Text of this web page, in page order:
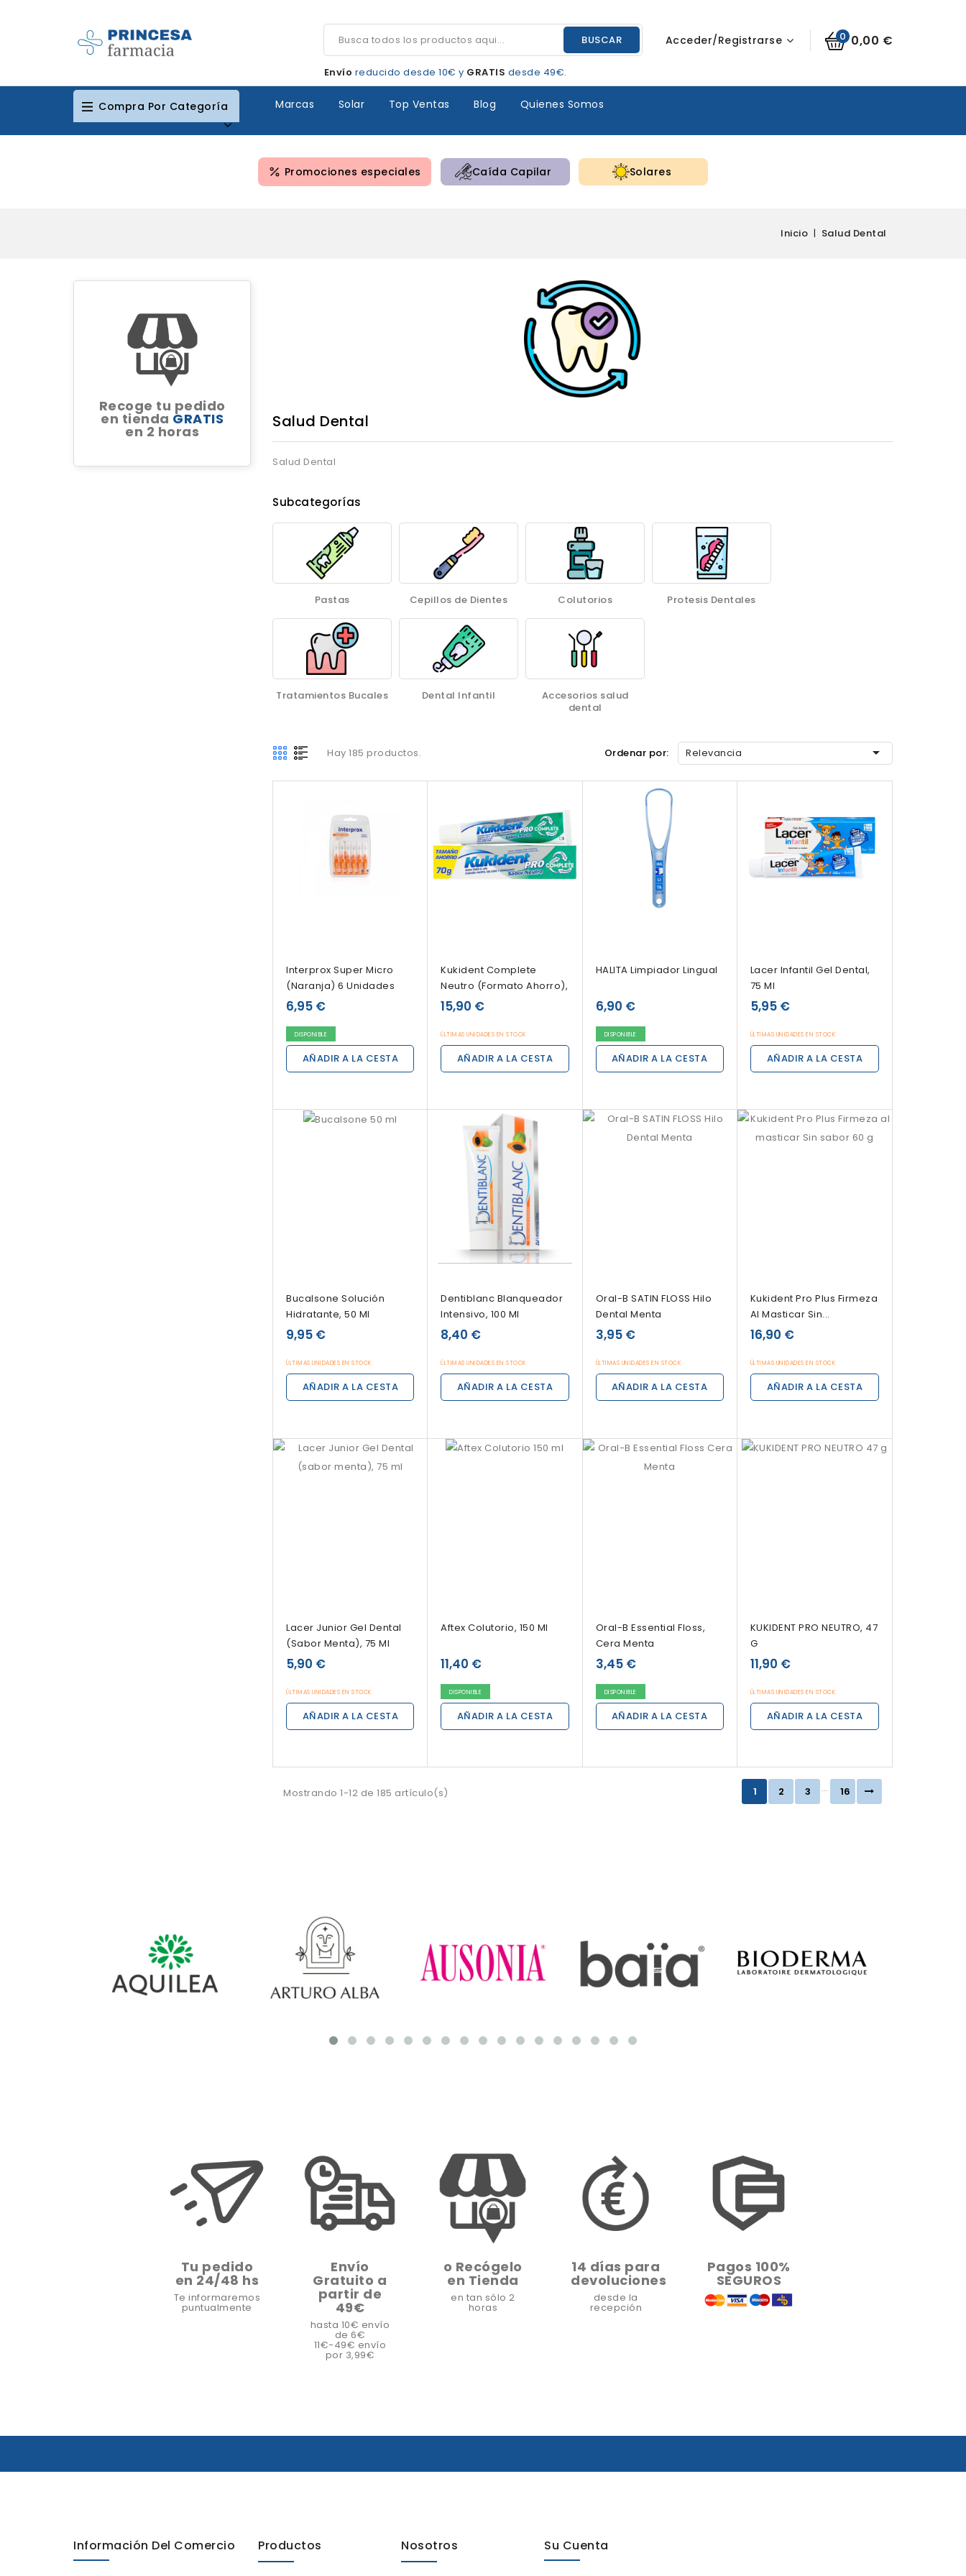
0 0,00 €
Acceder/Registrarse
BUSCAR
Envío reducido desde 10€ y GRATIS desde 49€.
Compra Por Categoría Marcas Solar Top Ventas Blog Quienes Somos
Promociones especiales Caída Capilar Solares
Inicio Salud Dental
Recoge tu pedido
en tienda GRATIS
en 2 horas
Salud Dental
Salud Dental
Subcategorías
Pastas Cepillos de Dientes Colutorios Protesis Dentales
Tratamientos Bucales Dental Infantil
Accesorios salud
dental
Hay 185 productos. Ordenar por: Relevancia 
Interprox Super Micro
(naranja) 6 Unidades
6,95 €
DISPONIBLE
AÑADIR A LA CESTA
Kukident Complete
Neutro (Formato Ahorro),
70 G
15,90 €
ÚLTIMAS UNIDADES EN STOCK
AÑADIR A LA CESTA
HALITA Limpiador Lingual
6,90 €
DISPONIBLE
AÑADIR A LA CESTA
Lacer Infantil Gel Dental,
75 Ml
5,95 €
ÚLTIMAS UNIDADES EN STOCK
AÑADIR A LA CESTA
Bucalsone Solución
Hidratante, 50 Ml
9,95 €
ÚLTIMAS UNIDADES EN STOCK
AÑADIR A LA CESTA
Dentiblanc Blanqueador
Intensivo, 100 Ml
8,40 €
ÚLTIMAS UNIDADES EN STOCK
AÑADIR A LA CESTA
Oral-B SATIN FLOSS Hilo
Dental Menta
3,95 €
ÚLTIMAS UNIDADES EN STOCK
AÑADIR A LA CESTA
Kukident Pro Plus Firmeza
Al Masticar Sin...
16,90 €
ÚLTIMAS UNIDADES EN STOCK
AÑADIR A LA CESTA
Lacer Junior Gel Dental
(sabor Menta), 75 Ml
5,90 €
ÚLTIMAS UNIDADES EN STOCK
AÑADIR A LA CESTA
Aftex Colutorio, 150 Ml
11,40 €
DISPONIBLE
AÑADIR A LA CESTA
Oral-B Essential Floss,
Cera Menta
3,45 €
DISPONIBLE
AÑADIR A LA CESTA
KUKIDENT PRO NEUTRO, 47
G
11,90 €
ÚLTIMAS UNIDADES EN STOCK
AÑADIR A LA CESTA
Mostrando 1-12 de 185 artículo(s) 1 2 3 … 16
Tu pedido
en 24/48 hs
Te informaremos
puntualmente
Envío
Gratuito a
partir de
49€
hasta 10€ envío
de 6€
11€-49€ envío
por 3,99€
o Recógelo
en Tienda
en tan sólo 2
horas
14 días para
devoluciones
desde la
recepción
Pagos 100%
SEGUROS
Información Del Comercio Productos Nosotros Su Cuenta